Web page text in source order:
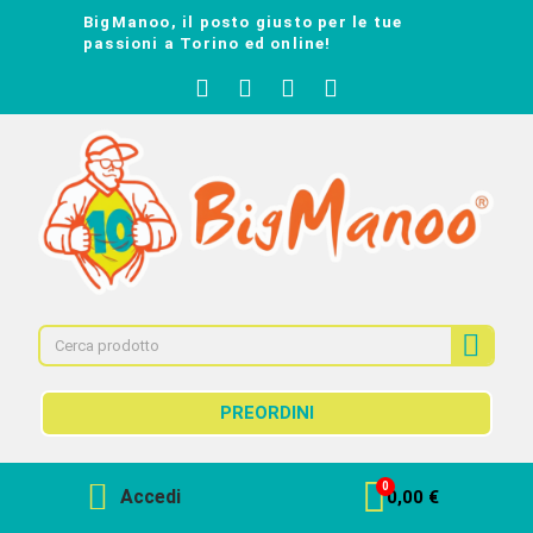
BigManoo, il posto giusto per le tue
passioni a Torino ed online!
PREORDINI
Accedi 0,00 €